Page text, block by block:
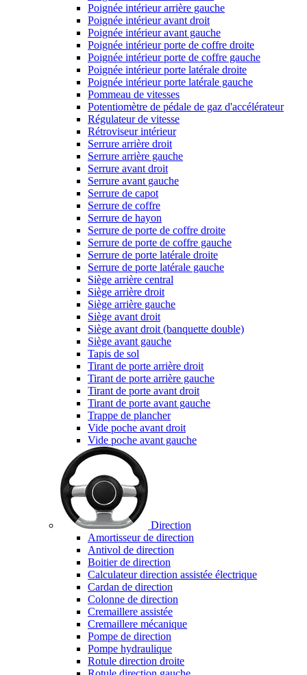
Poignée intérieur arrière gauche
Poignée intérieur avant droit
Poignée intérieur avant gauche
Poignée intérieur porte de coffre droite
Poignée intérieur porte de coffre gauche
Poignée intérieur porte latérale droite
Poignée intérieur porte latérale gauche
Pommeau de vitesses
Potentiomètre de pédale de gaz d'accélérateur
Régulateur de vitesse
Rétroviseur intérieur
Serrure arrière droit
Serrure arrière gauche
Serrure avant droit
Serrure avant gauche
Serrure de capot
Serrure de coffre
Serrure de hayon
Serrure de porte de coffre droite
Serrure de porte de coffre gauche
Serrure de porte latérale droite
Serrure de porte latérale gauche
Siège arrière central
Siège arrière droit
Siège arrière gauche
Siège avant droit
Siège avant droit (banquette double)
Siège avant gauche
Tapis de sol
Tirant de porte arrière droit
Tirant de porte arrière gauche
Tirant de porte avant droit
Tirant de porte avant gauche
Trappe de plancher
Vide poche avant droit
Vide poche avant gauche
Direction
Amortisseur de direction
Antivol de direction
Boitier de direction
Calculateur direction assistée électrique
Cardan de direction
Colonne de direction
Cremaillere assistée
Cremaillere mécanique
Pompe de direction
Pompe hydraulique
Rotule direction droite